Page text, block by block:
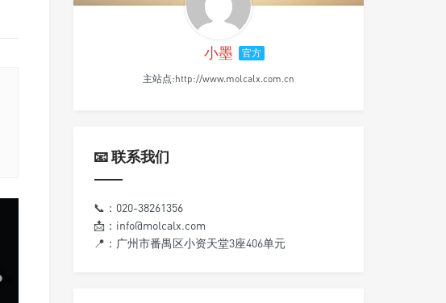
小墨 官方
主站点:http://www.molcalx.com.cn
📧 联系我们
📞：020-38261356
📩：info@molcalx.com
📍：广州市番禺区小资天堂3座406单元